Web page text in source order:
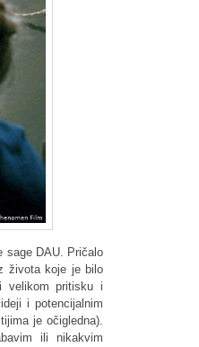
sage DAU. Pričalo
života koje je bilo
velikom pritisku i
i potencijalnim
je očigledna).
ili nikakvim